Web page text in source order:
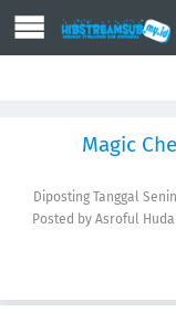
Magic
Diposting Tanggal Senin
Posted by Asroful Huda